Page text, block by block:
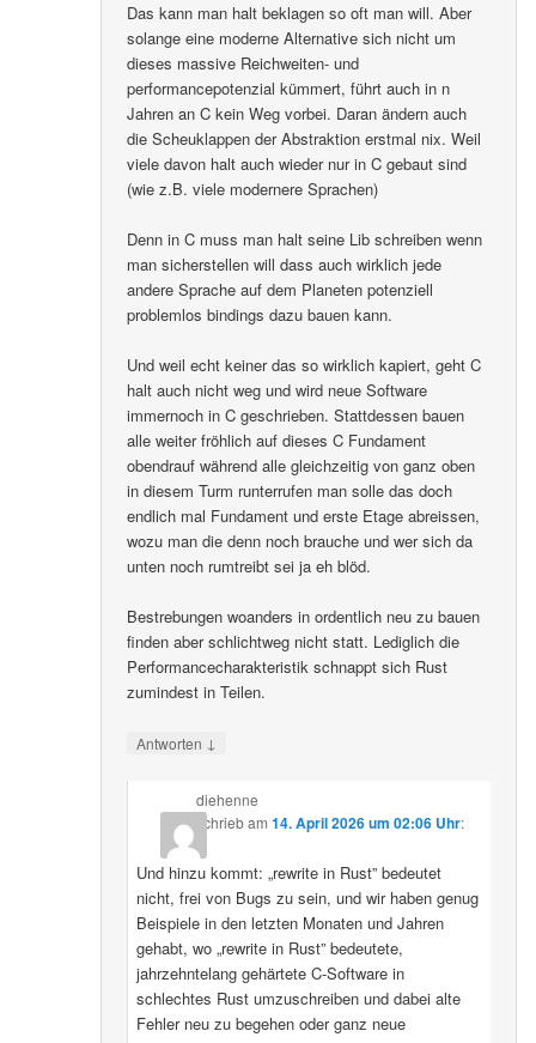
Das kann man halt beklagen so oft man will. Aber
solange eine moderne Alternative sich nicht um
dieses massive Reichweiten- und
performancepotenzial kümmert, führt auch in n
Jahren an C kein Weg vorbei. Daran ändern auch
die Scheuklappen der Abstraktion erstmal nix. Weil
viele davon halt auch wieder nur in C gebaut sind
(wie z.B. viele modernere Sprachen)
Denn in C muss man halt seine Lib schreiben wenn
man sicherstellen will dass auch wirklich jede
andere Sprache auf dem Planeten potenziell
problemlos bindings dazu bauen kann.
Und weil echt keiner das so wirklich kapiert, geht C
halt auch nicht weg und wird neue Software
immernoch in C geschrieben. Stattdessen bauen
alle weiter fröhlich auf dieses C Fundament
obendrauf während alle gleichzeitig von ganz oben
in diesem Turm runterrufen man solle das doch
endlich mal Fundament und erste Etage abreissen,
wozu man die denn noch brauche und wer sich da
unten noch rumtreibt sei ja eh blöd.
Bestrebungen woanders in ordentlich neu zu bauen
finden aber schlichtweg nicht statt. Lediglich die
Performancecharakteristik schnappt sich Rust
zumindest in Teilen.
Antworten ↓
diehenne
schriebam 14. April 2026 um 02:06 Uhr:
Und hinzu kommt: „rewrite in Rust” bedeutet
nicht, frei von Bugs zu sein, und wir haben genug
Beispiele in den letzten Monaten und Jahren
gehabt, wo „rewrite in Rust” bedeutete,
jahrzehntelang gehärtete C-Software in
schlechtes Rust umzuschreiben und dabei alte
Fehler neu zu begehen oder ganz neue